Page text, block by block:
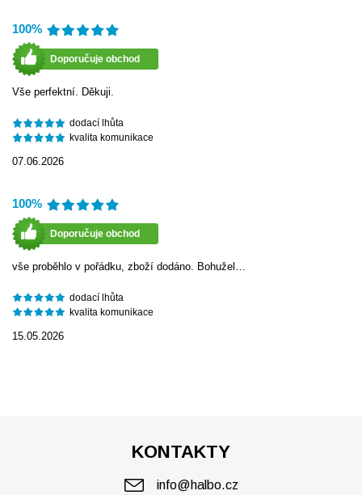
100%
Doporučuje obchod
Vše perfektní. Děkuji.
dodací lhůta
kvalita komunikace
07.06.2026
100%
Doporučuje obchod
vše proběhlo v pořádku, zboží dodáno. Bohužel…
dodací lhůta
kvalita komunikace
15.05.2026
KONTAKTY
info@halbo.cz